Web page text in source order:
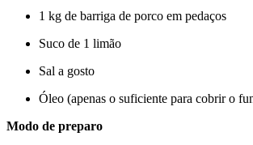
1 kg de barriga de porco em pedaços
Suco de 1 limão
Sal a gosto
Óleo (apenas o suficiente para cobrir o
Modo de preparo